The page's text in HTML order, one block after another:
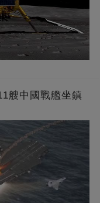
艘中國戰艦坐鎮